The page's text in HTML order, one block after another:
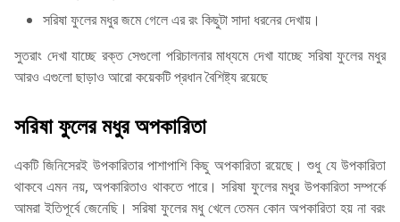
সরিষা ফুলের মধুর জমে গেলে এর রং কিছুটা সাদা ধরনের দেখায়।
সুতরাং দেখা যাচ্ছে রক্ত সেগুলো পরিচালনার মাধ্যমে দেখা যাচ্ছে সরিষা ফুলের মধুর
আরও এগুলো ছাড়াও আরো কয়েকটি প্রধান বৈশিষ্ট্য রয়েছে
সরিষা ফুলের মধুর অপকারিতা
একটি জিনিসেরই উপকারিতার পাশাপাশি কিছু অপকারিতা রয়েছে। শুধু যে উপকারিতা
থাকবে এমন নয়, অপকারিতাও থাকতে পারে। সরিষা ফুলের মধুর উপকারিতা সম্পর্কে
আমরা ইতিপূর্বে জেনেছি। সরিষা ফুলের মধু খেলে তেমন কোন অপকারিতা হয় না বরং